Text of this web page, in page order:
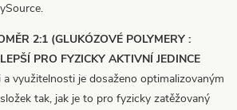
2:1 (GLUKÓZOVÉ POLYMERY :
PRO FYZICKY AKTIVNÍ JEDINCE
využitelnosti je dosaženo optimalizovaným
tak, jak je to pro fyzicky zatěžovaný